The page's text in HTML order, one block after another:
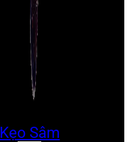
Kẹo Sâm